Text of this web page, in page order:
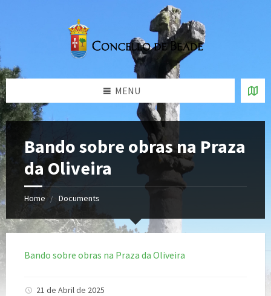
MENU
Bando sobre obras na Praza
da Oliveira
Home Documents
Bando sobre obras na Praza da Oliveira
21 de Abril de 2025